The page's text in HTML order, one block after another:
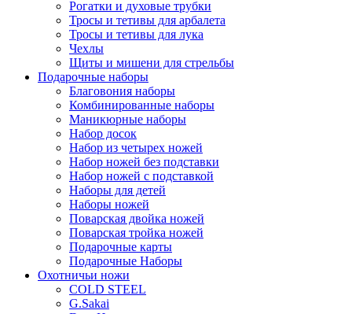
Рогатки и духовые трубки
Тросы и тетивы для арбалета
Тросы и тетивы для лука
Чехлы
Щиты и мишени для стрельбы
Подарочные наборы
Благовония наборы
Комбинированные наборы
Маникюрные наборы
Набор досок
Набор из четырех ножей
Набор ножей без подставки
Набор ножей с подставкой
Наборы для детей
Наборы ножей
Поварская двойка ножей
Поварская тройка ножей
Подарочные карты
Подарочные Наборы
Охотничьи ножи
COLD STEEL
G.Sakai